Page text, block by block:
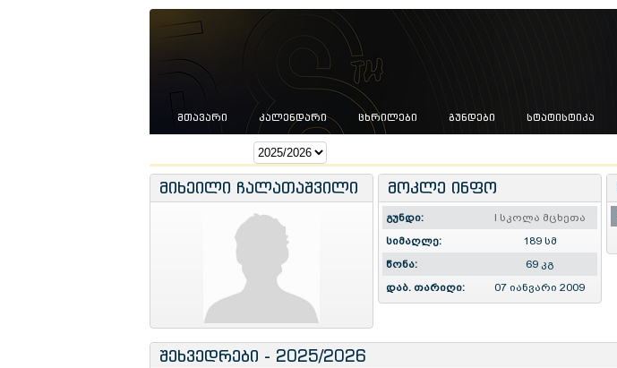
ᲛᲗᲐᲕᲐᲠᲘ ᲙᲐᲚᲔᲜᲓᲐᲠᲘ ᲪᲮᲠᲘᲚᲔᲑᲘ ᲒᲣᲜᲓᲔᲑᲘ ᲡᲢᲐᲢᲘᲡᲢᲘᲙᲐ
მიხეილი ჩალათაშვილი მოკლე ინფო
გუნდი:
I სკოლა მცხეთა
სიმაღლე:
189 სმ
წონა:
69 კგ
დაბ. თარიღი:
07 იანვარი 2009
შეხვედრები - 2025/2026